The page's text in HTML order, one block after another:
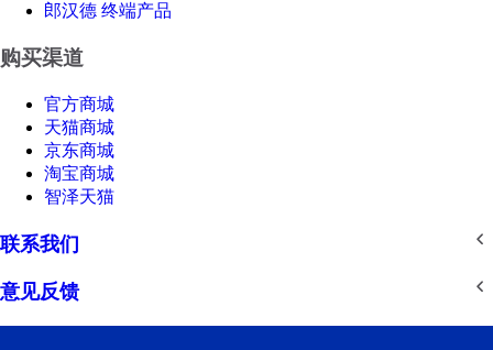
郎汉德 终端产品
购买渠道
官方商城
天猫商城
京东商城
淘宝商城
智泽天猫
联系我们
意见反馈